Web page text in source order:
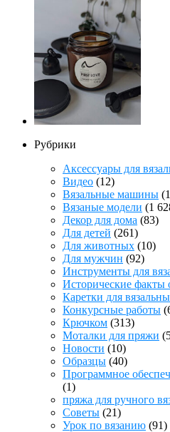
Рубрики
Аксессуары для
Видео (12)
Вязальные машины
Вязаные модели (1
Декор для дома (83)
Для детей (261)
Для животных (10)
Для мужчин (92)
Инструменты для
Исторические факты
Каретки для
Конкурсные работы
Крючком (313)
Моталки для пряжи
Новости (10)
Образцы (40)
Программное
(1)
пряжа для ручного
Советы (21)
Урок по вязанию (91)